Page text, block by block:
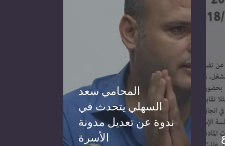
المحامي سعد
السهلي يتحدث في
ندوة عن تعديل مدونة
الأسرة